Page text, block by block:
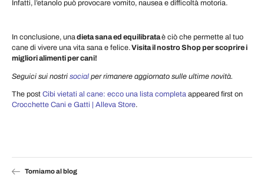
Infatti, l’etanolo può provocare vomito, nausea e difficoltà motoria.
In conclusione, unadieta sana ed equilibrataè ciò che permette al tuo
cane di vivere una vita sana e felice.Visita il nostro Shop per scoprire i
migliori alimenti per cani!
Seguici sui nostri social per rimanere aggiornato sulle ultime novità.
The post Cibi vietati al cane: ecco una lista completa appeared first on
Crocchette Cani e Gatti | Alleva Store.
Torniamo al blog